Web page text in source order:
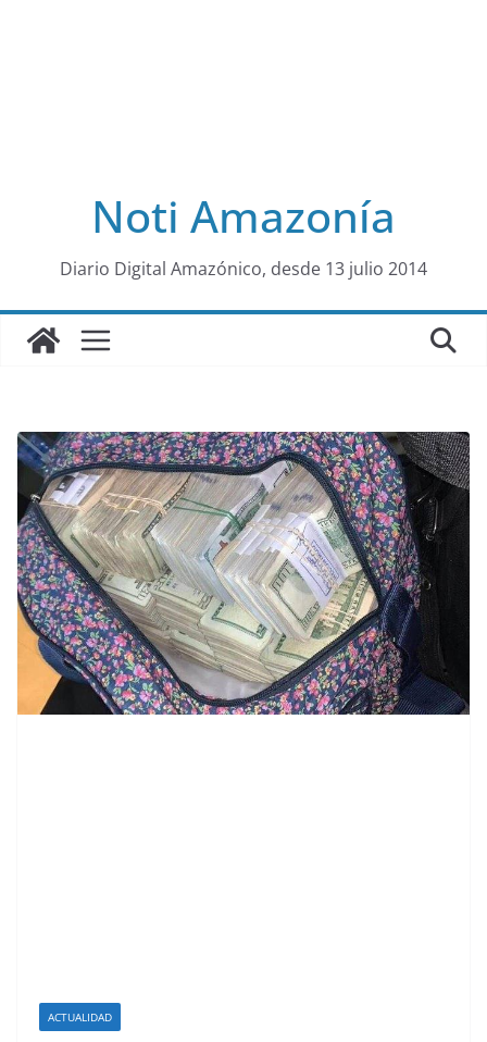
al
Noti Amazonía
Diario Digital Amazónico, desde 13 julio 2014
ACTUALIDAD